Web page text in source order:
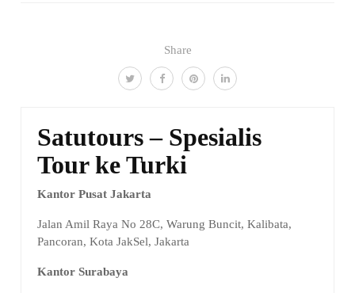
Share
Satutours – Spesialis
Tour ke Turki
Kantor Pusat Jakarta
Jalan Amil Raya No 28C, Warung Buncit, Kalibata,
Pancoran, Kota JakSel, Jakarta
Kantor Surabaya